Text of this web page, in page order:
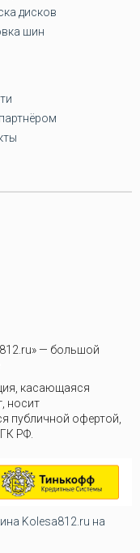
дисков
шин
— большой
касающаяся
носит
публичной офертой,
РФ.